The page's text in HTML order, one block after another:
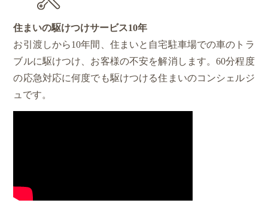
住まいの駆けつけサービス10年
お引渡しから10年間、住まいと自宅駐車場での車のトラ
ブルに駆けつけ、お客様の不安を解消します。60分程度
の応急対応に何度でも駆けつける住まいのコンシェルジ
ュです。